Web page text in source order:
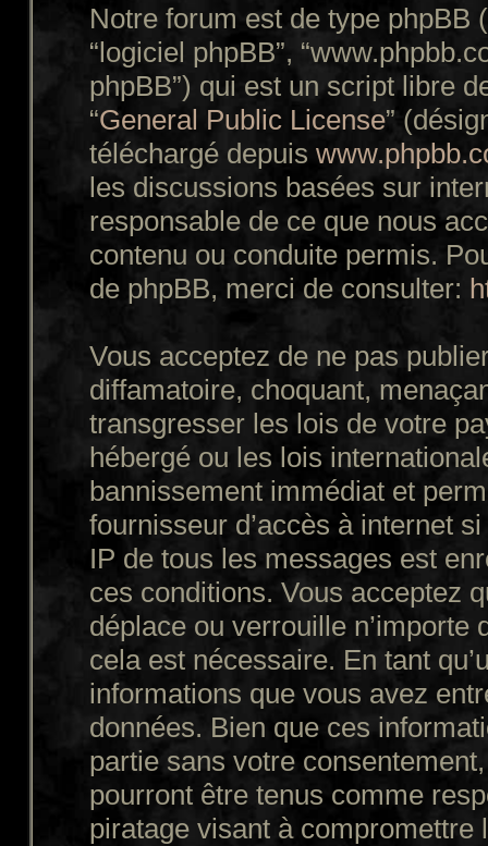
Notre forum est de type phpBB
“logiciel phpBB”,
phpBB”) qui est un script libre
“General Public License”
téléchargé depuis
les discussions basées sur
responsable de ce que nous
contenu ou conduite permis.
de phpBB, merci de consulter:
Vous acceptez de ne pas
diffamatoire, choquant,
transgresser les lois de votre
hébergé ou les lois
bannissement immédiat et
fournisseur d’accès à internet
IP de tous les messages est
ces conditions. Vous acceptez
déplace ou verrouille
cela est nécessaire. En tant
informations que vous avez
données. Bien que ces
partie sans votre
pourront être tenus comme
piratage visant à compromettre